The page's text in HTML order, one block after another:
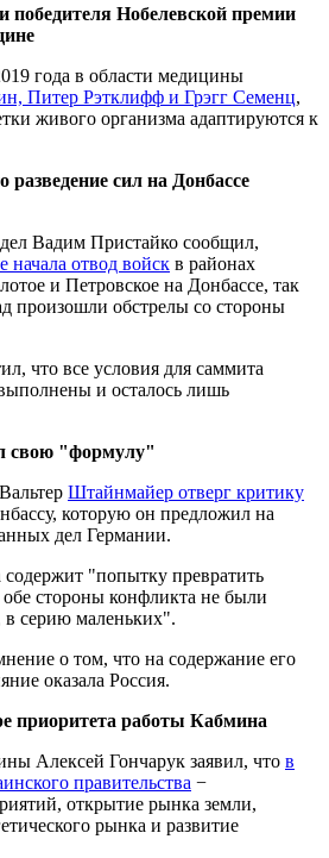
победителя Нобелевской премии
года в области медицины
Питер Рэтклифф и Грэгг Семенц,
живого организма адаптируются к
разведение сил на Донбассе
Вадим Пристайко сообщил,
начала отвод войск в районах
и Петровское на Донбассе, так
произошли обстрелы со стороны
что все условия для саммита
и осталось лишь
свою "формулу"
Штайнмайер отверг критику
которую он предложил на
дел Германии.
"попытку превратить
стороны конфликта не были
серию маленьких".
о том, что на содержание его
оказала Россия.
приоритета работы Кабмина
Алексей Гончарук заявил, что в
правительства −
открытие рынка земли,
рынка и развитие